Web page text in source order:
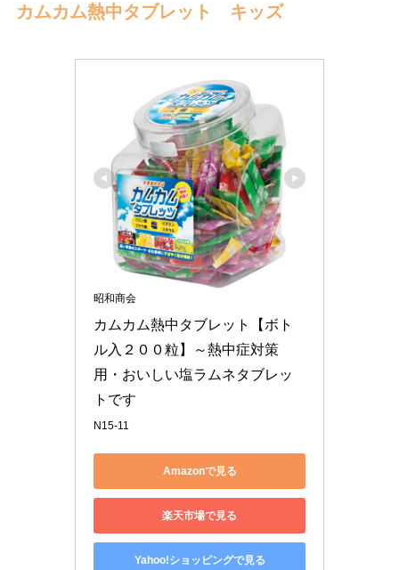
カムカム熱中タブレット キッズ
昭和商会
カムカム熱中タブレット【ボト
ル入２００粒】～熱中症対策
用・おいしい塩ラムネタブレッ
トです
N15-11
Amazonで見る
楽天市場で見る
Yahoo!ショッピングで見る